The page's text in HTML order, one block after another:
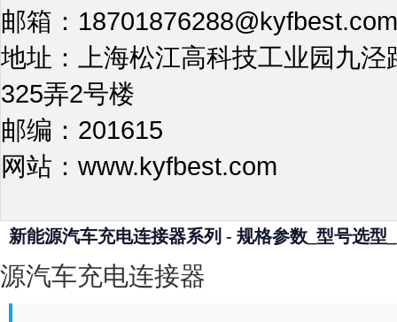
邮箱：18701876288@kyfbest.com
地址：上海松江高科技工业园九泾
325弄2号楼
邮编：201615
网站：www.kyfbest.com
新能源汽车充电连接器系列 - 规格参数_型号选型
源汽车充电连接器